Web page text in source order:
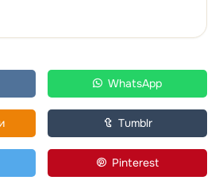
WhatsApp
Tumblr
Pinterest